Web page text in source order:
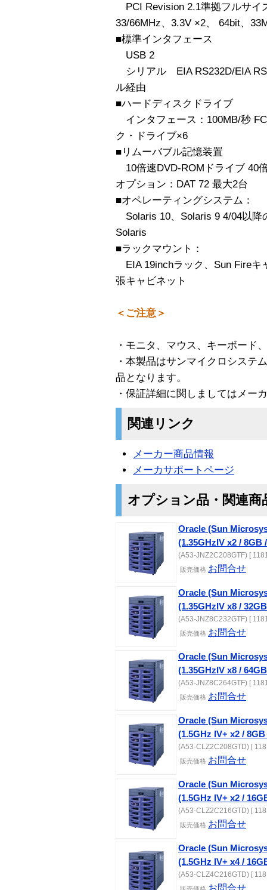
PCI Revision 2.1準拠フルサイ
33/66MHz、3.3V ×2、 64bit、
■標準インタフェース
USB 2
シリアル EIA RS232D/EIA
ル経由
■ハードディスクドライブ
インタフェース：100MB/秒
ク・ドライブ×6
■リムーバブル記憶装置
10倍速DVD-ROMドライブ 40
オプション：DAT 72 最大2台
■オペレーティングシステム：
Solaris 10、Solaris 9 4/04以降
Solaris
■ラックマウント：
EIA 19inchラック、Sun Fireキ
張キャビネット
＜ご注意＞
・モニタ、マウス、キーボード
・本製品はサンマイクロシステ
品となります。
・保証詳細に関しましてはメー
関連リンク
メーカー商品情報
メーカサポートページ
オプション品・関連商
Oracle (Sun
(1.35GHzIV x2 / 8GB
(A53-JNZ2C208GTF) [
販売価格 お問合せ
Oracle (Sun
(1.35GHzIV x8 /
(A53-JNZ8C232GTF) [
販売価格 お問合せ
Oracle (Sun
(1.35GHzIV x8 /
(A53-JNZ8C264GTF) [
販売価格 お問合せ
Oracle (Sun
(1.5GHz IV+ x2 /
(A53-CLZ2C208GTD) [
販売価格 お問合せ
Oracle (Sun
(1.5GHz IV+ x2 /
(A53-CLZ2C216GTD) [
販売価格 お問合せ
Oracle (Sun
(1.5GHz IV+ x4 /
(A53-CLZ4C216GTD) [
お問合せ